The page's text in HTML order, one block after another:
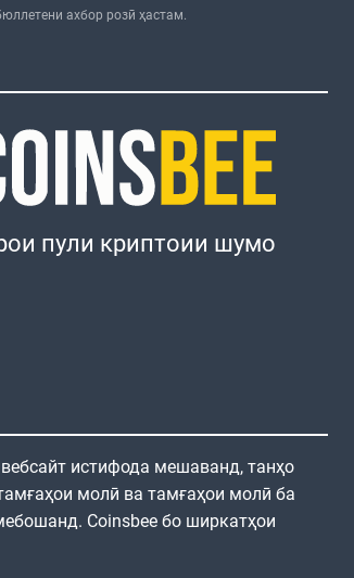
ахбор розӣ ҳастам.
пули криптоии шумо
истифода мешаванд, танҳо
молӣ ва тамғаҳои молӣ ба
Coinsbee бо ширкатҳои